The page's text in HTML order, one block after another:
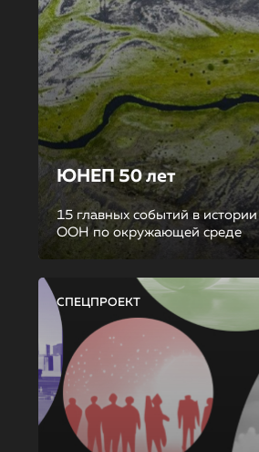
ЮНЕП 50 лет
15 главных событий в
ООН по окружающей среде
СПЕЦПРОЕКТ